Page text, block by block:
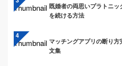
既婚者の両思いプラトニ
を続ける方法
マッチングアプリの断り
文集